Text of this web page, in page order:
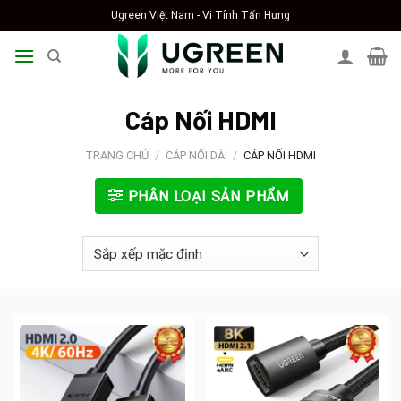
to
content
Ugreen Việt Nam - Vi Tính Tấn Hưng
Cáp Nối HDMI
TRANG CHỦ / CÁP NỐI DÀI / CÁP NỐI HDMI
PHÂN LOẠI SẢN PHẨM